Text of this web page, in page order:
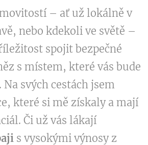
– ať už lokálně v
nebo kdekoli ve světě –
spojit bezpečné
s místem, které vás bude
svých cestách jsem
které si mě získaly a mají
Či už vás lákají
s vysokými výnosy z